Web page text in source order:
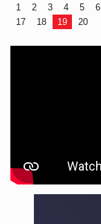
1 2 3 4 5 6
17
18 19 20